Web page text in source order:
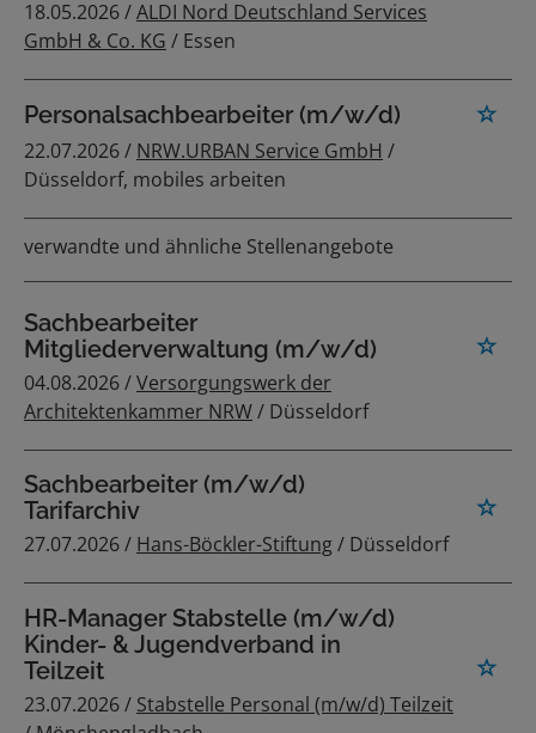
18.05.2026 /ALDI Nord Deutschland Services
GmbH & Co. KG / Essen
Personalsachbearbeiter (m/w/d)
22.07.2026 / NRW.URBAN Service GmbH /
Düsseldorf, mobiles arbeiten
verwandte und ähnliche Stellenangebote
Sachbearbeiter
Mitgliederverwaltung (m/w/d)
04.08.2026 /Versorgungswerk der
Architektenkammer NRW/ Düsseldorf
Sachbearbeiter (m/w/d)
Tarifarchiv
27.07.2026 / Hans-Böckler-Stiftung/ Düsseldorf
HR-Manager Stabstelle (m/w/d)
Kinder- & Jugendverband in
Teilzeit
23.07.2026 / Stabstelle Personal (m/w/d) Teilzeit